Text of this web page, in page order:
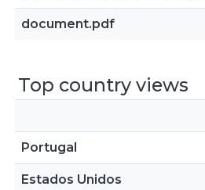
document.pdf
Top country views
Portugal
Estados Unidos